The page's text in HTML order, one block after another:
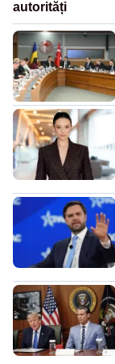
autorități